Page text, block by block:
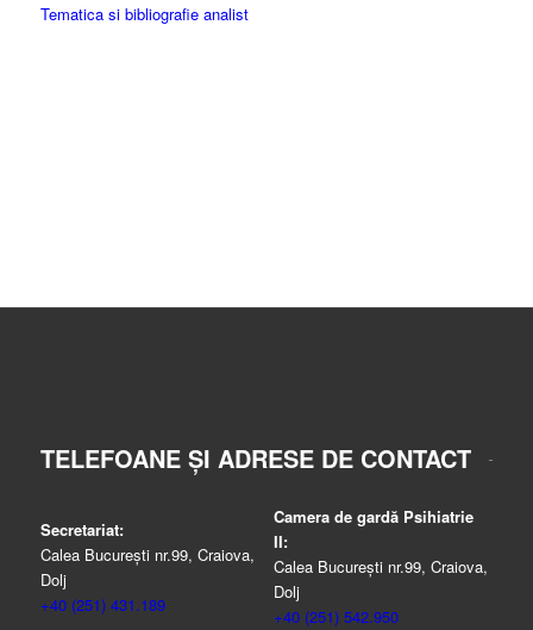
Tematica si bibliografie analist
TELEFOANE ȘI ADRESE DE CONTACT
Secretariat:
Calea București nr.99, Craiova,
Dolj
+40 (251) 431.189
Camera de gardă Psihiatrie
II:
Calea București nr.99, Craiova,
Dolj
+40 (251) 542.950